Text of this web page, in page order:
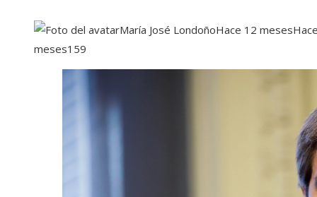
María José LondoñoHace 12 meses
meses159